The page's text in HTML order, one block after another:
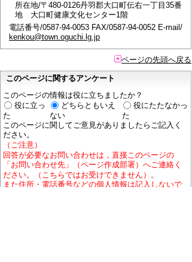
所在地/〒480-0126丹羽郡大口町伝右一丁目35番
地 大口町健康文化センター1階
電話番号/0587-94-0053 FAX/0587-94-0052 E-mail/
kenkou@town.oguchi.lg.jp
ページの先頭へ戻る
このページに関するアンケート
このページの情報は役に立ちましたか？
役に立っ
た
どちらともいえ
ない
役にたたなかっ
た
このページに関してご意見がありましたらご記入く
ださい。
（ご注意）
回答が必要なお問い合わせは，直接このページの
「お問い合わせ先」（ページ作成部署）へご連絡く
ださい。（こちらではお受けできません）。
また住所・電話番号などの個人情報は記入しないで